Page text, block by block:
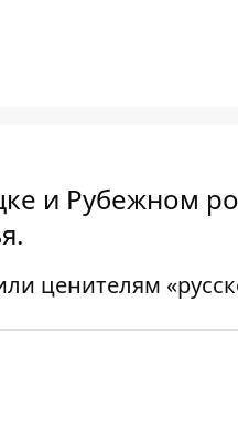
и Рубежном
ценителям